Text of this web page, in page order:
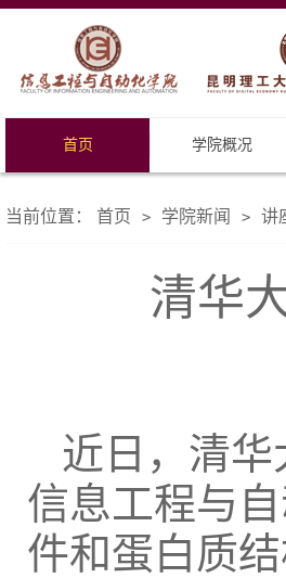
首页 学院概况
当前位置： 首页 > 学院新闻 > 讲
清华
近日，清
信息工程与
件和蛋白质